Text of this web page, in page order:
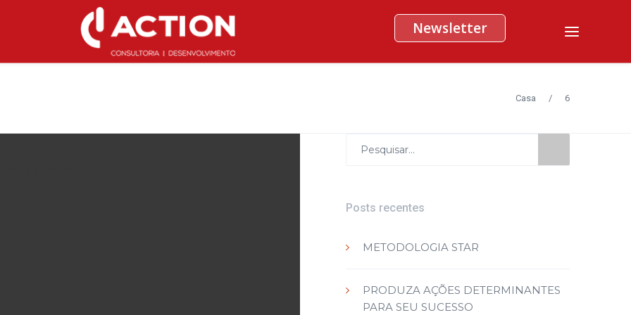
Newsletter
Casa / 6
por:
Posts recentes
METODOLOGIA STAR
PRODUZA AÇÕES DETERMINANTES
PARA SEU SUCESSO